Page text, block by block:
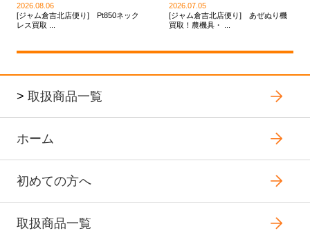
2026.08.06
[ジャム倉吉北店便り] Pt850ネック
レス買取 ...
2026.07.05
[ジャム倉吉北店便り] あぜぬり機
買取！農機具・ ...
> 取扱商品一覧
ホーム
初めての方へ
取扱商品一覧